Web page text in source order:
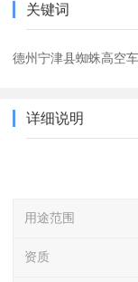
关键词
德州宁津县蜘蛛高空
详细说明
用途范围
资质